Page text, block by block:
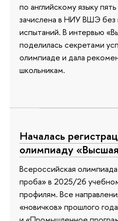
по английскому языку
зачислена в НИУ ВШЭ без
испытаний. В интервью
поделилась секретами
олимпиаде и дала
школьникам.
Началась
олимпиаду
Всероссийская
проба» в 2025/26
профилям. Все
«новичков» прошлого